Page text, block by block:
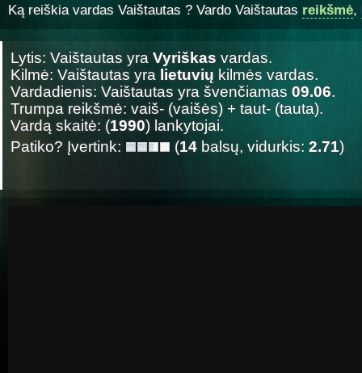
Ką reiškia vardas Vaištautas ? Vardo Vaištautas reikšmė,
Lytis: Vaištautas yra Vyriškas vardas.
Kilmė: Vaištautas yra lietuvių kilmės vardas.
Vardadienis: Vaištautas yra švenčiamas 09.06.
Trumpa reikšmė: vaiš- (vaišės) + taut- (tauta).
Vardą skaitė: (1990) lankytojai.
Patiko? Įvertink:
(14 balsų, vidurkis: 2.71)